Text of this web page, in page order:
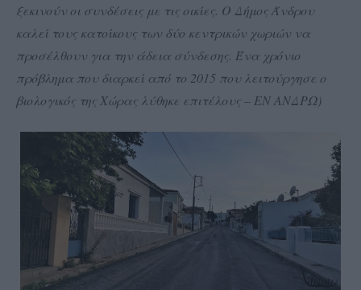
ξεκινούν οι συνδέσεις με τις οικίες. Ο Δήμος Άνδρου
καλεί τους κατοίκους των δύο κεντρικών χωριών να
προσέλθουν για την άδεια σύνδεσης. Ένα χρόνιο
πρόβλημα που διαρκεί από το 2015 που λειτούργησε ο
βιολογικός της Χώρας λύθηκε επιτέλους – ΕΝ ΑΝΔΡΩ)